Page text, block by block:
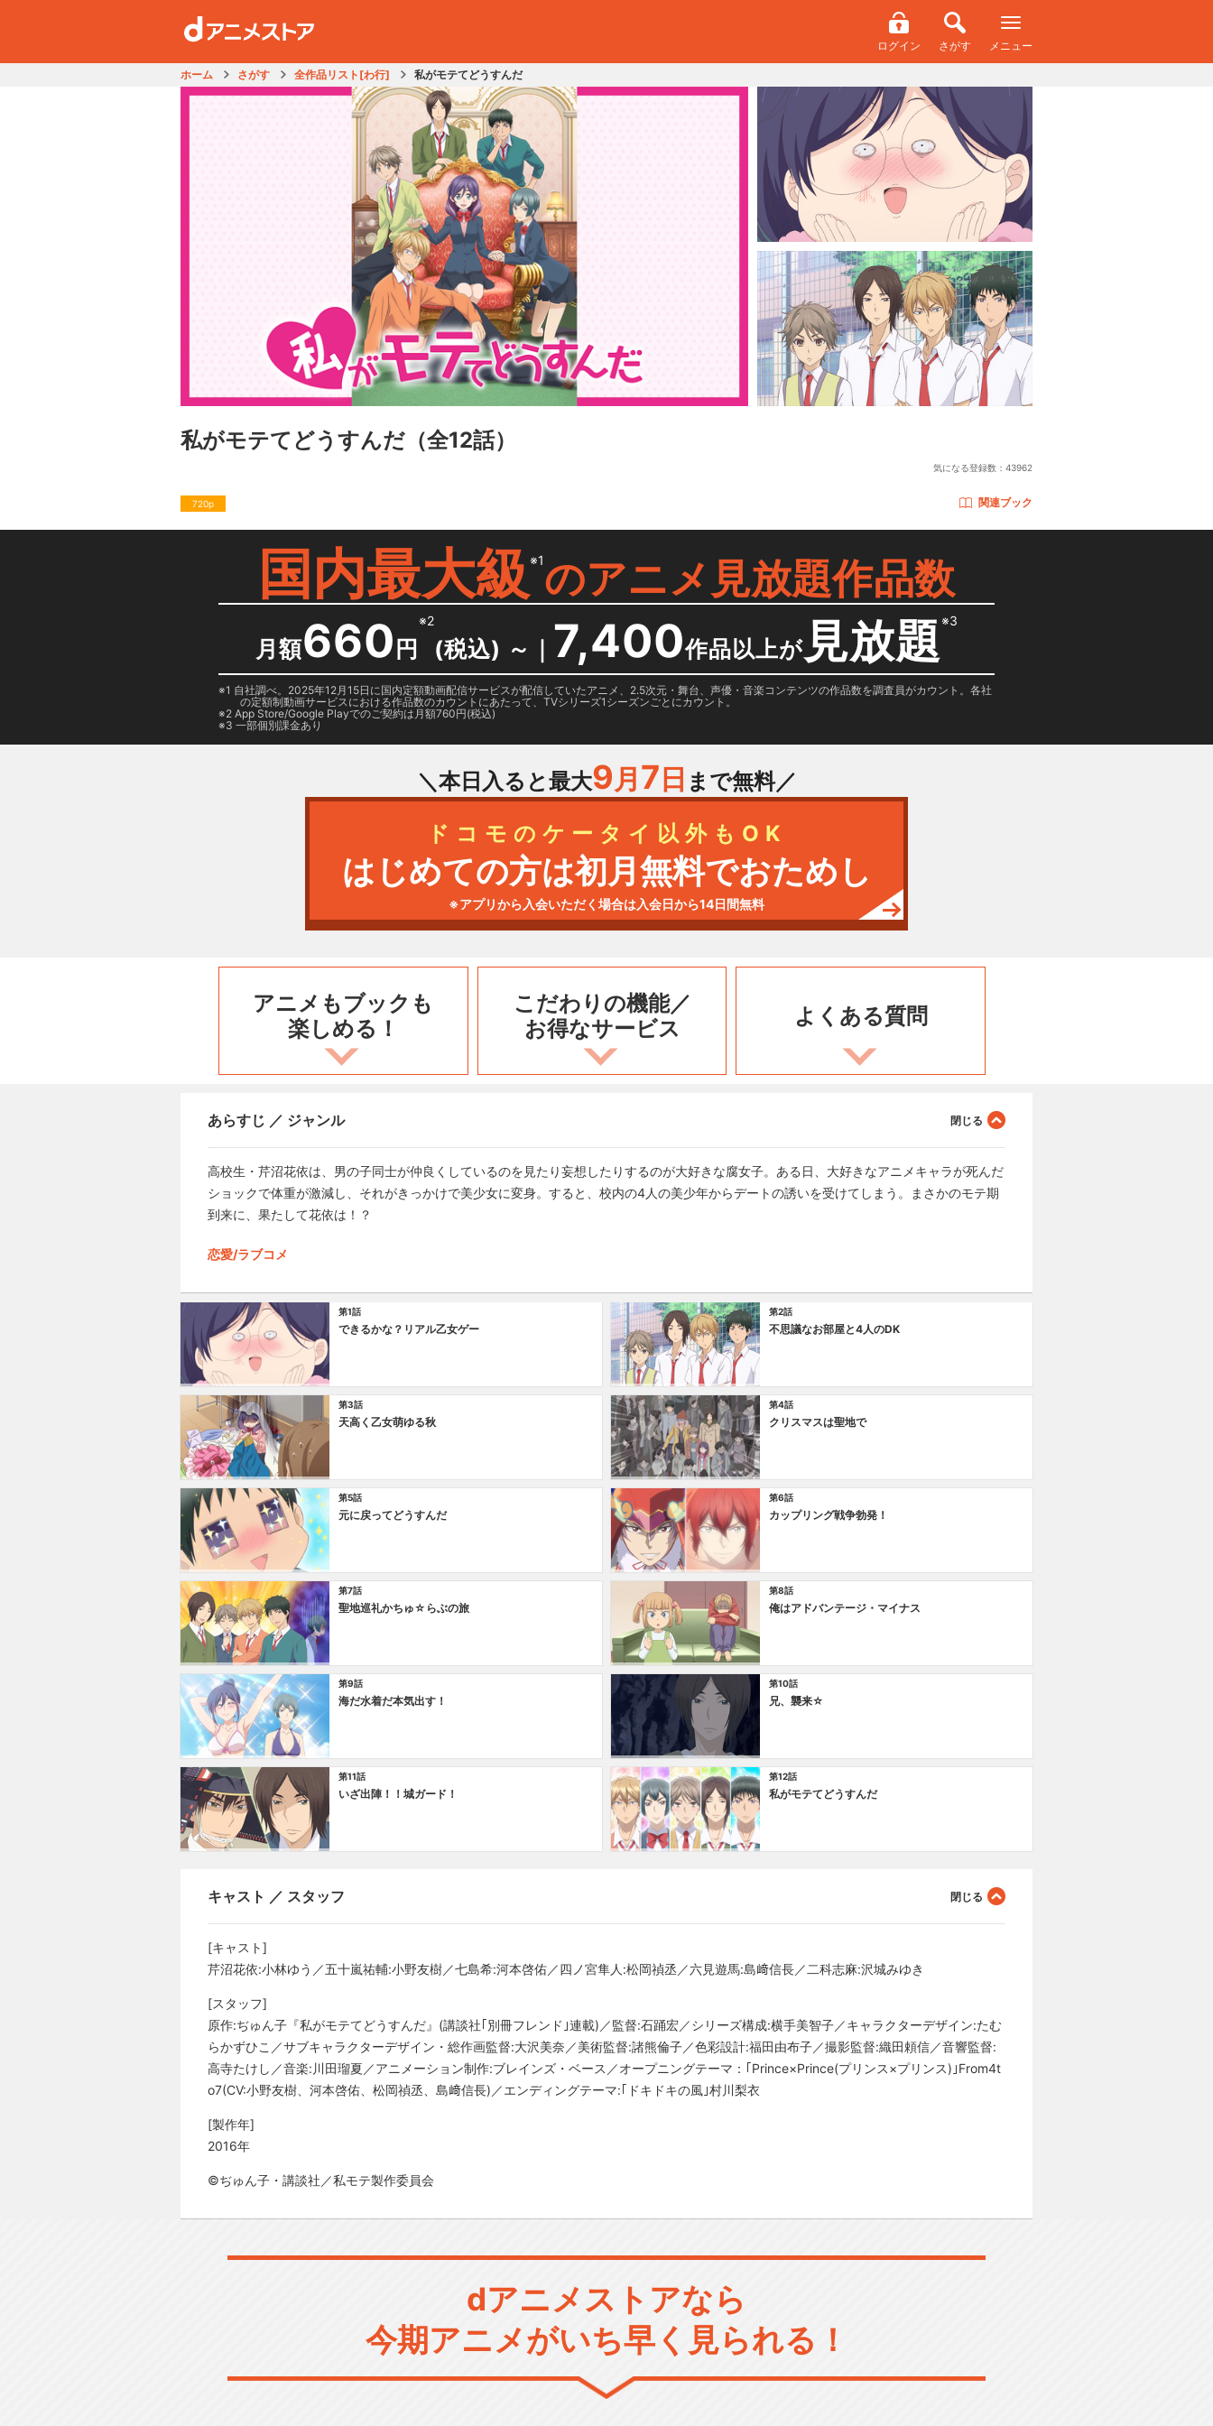
ログイン さがす メニュー
ホーム さがす 全作品リスト[わ行] 私がモテてどうすんだ
私がモテてどうすんだ （全12話）
気になる登録数： 43962
720p 関連ブック
国内最大級 ※1のアニメ見放題作品数
月額660 円
※2
(税込) ～ ｜ 7,400作品以上が 見放題※3
1 自社調べ。2025年12月15日に国内定額動画配信サービスが配信していたアニメ、2.5次元・舞台、声優・音楽コンテンツの作品数を調査員がカウント。各社
の定額制動画サービスにおける作品数のカウントにあたって、TVシリーズ1シーズンごとにカウント。
2 App Store/Google Playでのご契約は月額760円(税込)
3 一部個別課金あり
＼本日入ると最大9月 7 日 まで無料／
ドコモのケータイ以外もOK
はじめての方は初月無料でおためし
※アプリから入会いただく場合は入会日から14日間無料
アニメもブックも
楽しめる！
こだわりの機能／
お得なサービス
よくある質問
あらすじ ／ ジャンル
高校生・芹沼花依は、男の子同士が仲良くしているのを見たり妄想したりするのが大好きな腐女子。ある日、大好きなアニメキャラが死んだ
ショックで体重が激減し、それがきっかけで美少女に変身。すると、校内の4人の美少年からデートの誘いを受けてしまう。まさかのモテ期
到来に、果たして花依は！？
恋愛/ラブコメ
第1話
できるかな？リアル乙女ゲー
第2話
不思議なお部屋と4人のDK
第3話
天高く乙女萌ゆる秋
第4話
クリスマスは聖地で
第5話
元に戻ってどうすんだ
第6話
カップリング戦争勃発！
第7話
聖地巡礼かちゅ☆らぶの旅
第8話
俺はアドバンテージ・マイナス
第9話
海だ水着だ本気出す！
第10話
兄、襲来☆
第11話
いざ出陣！！城ガード！
第12話
私がモテてどうすんだ
キャスト ／ スタッフ
[キャスト]
芹沼花依:小林ゆう／五十嵐祐輔:小野友樹／七島希:河本啓佑／四ノ宮隼人:松岡禎丞／六見遊馬:島﨑信長／二科志麻:沢城みゆき
[スタッフ]
原作:ぢゅん子『私がモテてどうすんだ』(講談社｢別冊フレンド｣連載)／監督:石踊宏／シリーズ構成:横手美智子／キャラクターデザイン:たむ
らかずひこ／サブキャラクターデザイン・総作画監督:大沢美奈／美術監督:諸熊倫子／色彩設計:福田由布子／撮影監督:織田頼信／音響監督:
高寺たけし／音楽:川田瑠夏／アニメーション制作:ブレインズ・ベース／オープニングテーマ：｢Prince×Prince(プリンス×プリンス)｣From4t
o7(CV:小野友樹、河本啓佑、松岡禎丞、島﨑信長)／エンディングテーマ:｢ドキドキの風｣村川梨衣
[製作年]
2016年
©ぢゅん子・講談社／私モテ製作委員会
dアニメストアなら
今期アニメがいち早く見られる！